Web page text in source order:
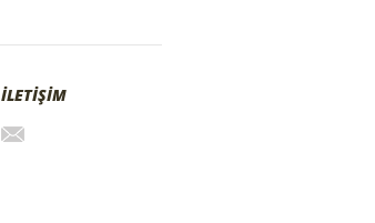
İLETİŞİM